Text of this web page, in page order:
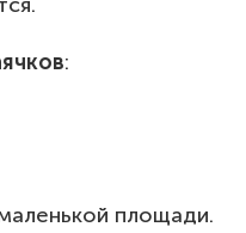
:
площади.